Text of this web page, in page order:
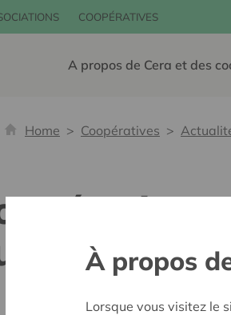
COOPÉRATIVES
A propos de Cera et des
Home Coopératives
et des
À propos
Lorsque vous visitez le